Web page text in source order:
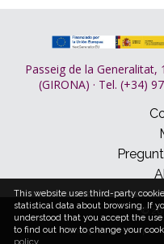
Passeig de la Generalitat,
(GIRONA) · Tel. (+34)
©
Condições de compra
This website uses third-party
statistical data about browsing. If
understood that you accept the
to find out how to change your